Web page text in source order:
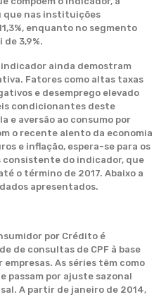
que nas instituições
enquanto no segmento
3,9%.
ainda demostram
Fatores como altas taxas
e desemprego elevado
condicionantes deste
e aversão ao consumo por
o recente alento da economia
e inflação, espera-se para os
consistente do indicador, que
o término de 2017. Abaixo a
apresentados.
por Crédito é
de consultas de CPF à base
empresas. As séries têm como
passam por ajuste sazonal
A partir de janeiro de 2014,